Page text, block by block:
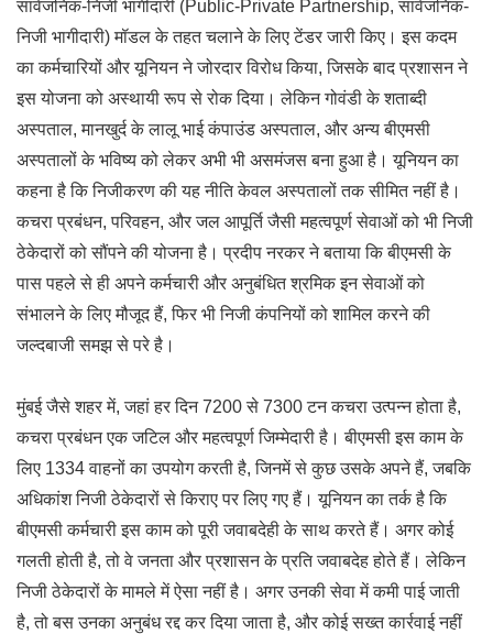
सार्वजनिक-निजी भागीदारी (Public-Private Partnership, सार्वजनिक-
निजी भागीदारी) मॉडल के तहत चलाने के लिए टेंडर जारी किए। इस कदम
का कर्मचारियों और यूनियन ने जोरदार विरोध किया, जिसके बाद प्रशासन ने
इस योजना को अस्थायी रूप से रोक दिया। लेकिन गोवंडी के शताब्दी
अस्पताल, मानखुर्द के लालू भाई कंपाउंड अस्पताल, और अन्य बीएमसी
अस्पतालों के भविष्य को लेकर अभी भी असमंजस बना हुआ है। यूनियन का
कहना है कि निजीकरण की यह नीति केवल अस्पतालों तक सीमित नहीं है।
कचरा प्रबंधन, परिवहन, और जल आपूर्ति जैसी महत्वपूर्ण सेवाओं को भी निजी
ठेकेदारों को सौंपने की योजना है। प्रदीप नरकर ने बताया कि बीएमसी के
पास पहले से ही अपने कर्मचारी और अनुबंधित श्रमिक इन सेवाओं को
संभालने के लिए मौजूद हैं, फिर भी निजी कंपनियों को शामिल करने की
जल्दबाजी समझ से परे है।
मुंबई जैसे शहर में, जहां हर दिन 7200 से 7300 टन कचरा उत्पन्न होता है,
कचरा प्रबंधन एक जटिल और महत्वपूर्ण जिम्मेदारी है। बीएमसी इस काम के
लिए 1334 वाहनों का उपयोग करती है, जिनमें से कुछ उसके अपने हैं, जबकि
अधिकांश निजी ठेकेदारों से किराए पर लिए गए हैं। यूनियन का तर्क है कि
बीएमसी कर्मचारी इस काम को पूरी जवाबदेही के साथ करते हैं। अगर कोई
गलती होती है, तो वे जनता और प्रशासन के प्रति जवाबदेह होते हैं। लेकिन
निजी ठेकेदारों के मामले में ऐसा नहीं है। अगर उनकी सेवा में कमी पाई जाती
है, तो बस उनका अनुबंध रद्द कर दिया जाता है, और कोई सख्त कार्रवाई नहीं